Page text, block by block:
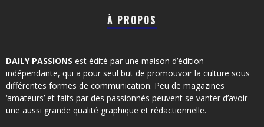
À PROPOS
DAILY PASSIONS est édité par une maison d’édition
indépendante, qui a pour seul but de promouvoir la culture sous
différentes formes de communication. Peu de magazines
‘amateurs’ et faits par des passionnés peuvent se vanter d’avoir
une aussi grande qualité graphique et rédactionnelle.